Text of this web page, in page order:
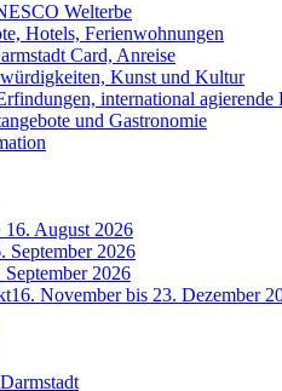
Welterbe
Hotels, Ferienwohnungen
Card, Anreise
Kunst und Kultur
international
und Gastronomie
16. August 2026
September 2026
September 2026
16. November bis 23. Dezember